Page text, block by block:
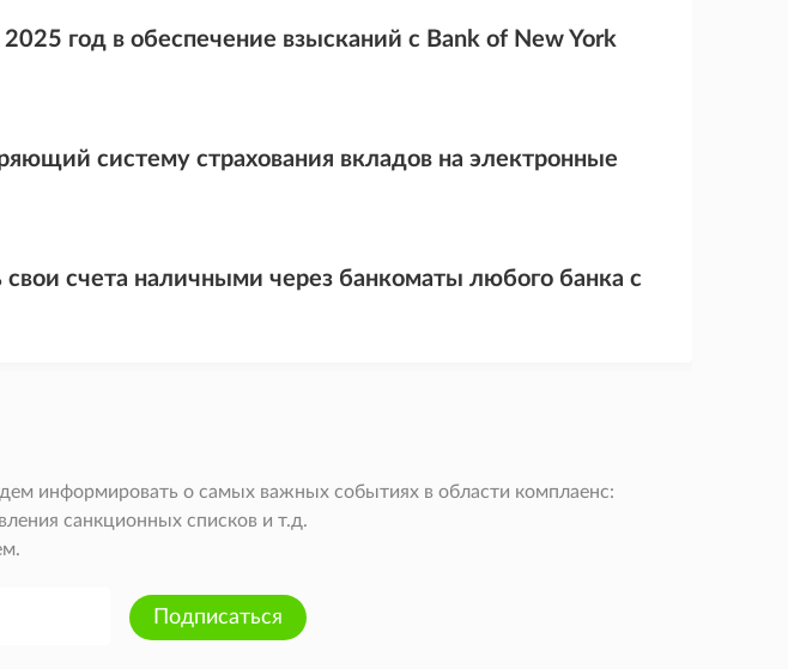
год в обеспечение взысканий с Bank of New York
систему страхования вкладов на электронные
счета наличными через банкоматы любого банка с
информировать о самых важных событиях в области комплаенс:
санкционных списков и т.д.
Подписаться